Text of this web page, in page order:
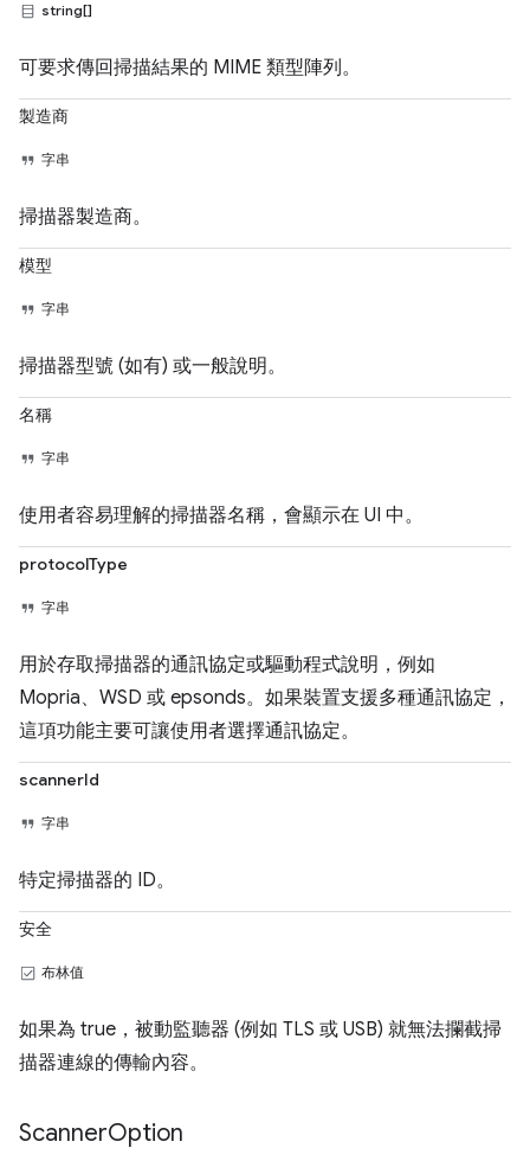
string[]
可要求傳回掃描結果的 MIME 類型陣列。
製造商
字串
掃描器製造商。
模型
字串
掃描器型號 (如有) 或一般說明。
名稱
字串
使用者容易理解的掃描器名稱，會顯示在 UI 中。
protocolType
字串
用於存取掃描器的通訊協定或驅動程式說明，例如
Mopria、WSD 或 epsonds。如果裝置支援多種通訊協定，
這項功能主要可讓使用者選擇通訊協定。
scannerId
字串
特定掃描器的 ID。
安全
布林值
如果為 true，被動監聽器 (例如 TLS 或 USB) 就無法攔截掃
描器連線的傳輸內容。
ScannerOption